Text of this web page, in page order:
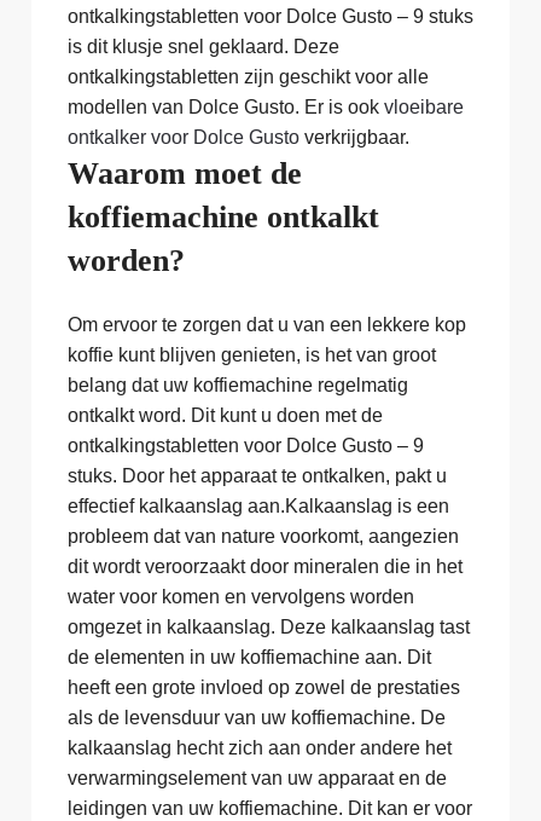
ontkalkingstabletten voor Dolce Gusto – 9 stuks
is dit klusje snel geklaard. Deze
ontkalkingstabletten zijn geschikt voor alle
modellen van Dolce Gusto. Er is ook vloeibare
ontkalker voor Dolce Gusto verkrijgbaar.
Waarom moet de
koffiemachine ontkalkt
worden?
Om ervoor te zorgen dat u van een lekkere kop
koffie kunt blijven genieten, is het van groot
belang dat uw koffiemachine regelmatig
ontkalkt word. Dit kunt u doen met de
ontkalkingstabletten voor Dolce Gusto – 9
stuks. Door het apparaat te ontkalken, pakt u
effectief kalkaanslag aan.Kalkaanslag is een
probleem dat van nature voorkomt, aangezien
dit wordt veroorzaakt door mineralen die in het
water voor komen en vervolgens worden
omgezet in kalkaanslag. Deze kalkaanslag tast
de elementen in uw koffiemachine aan. Dit
heeft een grote invloed op zowel de prestaties
als de levensduur van uw koffiemachine. De
kalkaanslag hecht zich aan onder andere het
verwarmingselement van uw apparaat en de
leidingen van uw koffiemachine. Dit kan er voor